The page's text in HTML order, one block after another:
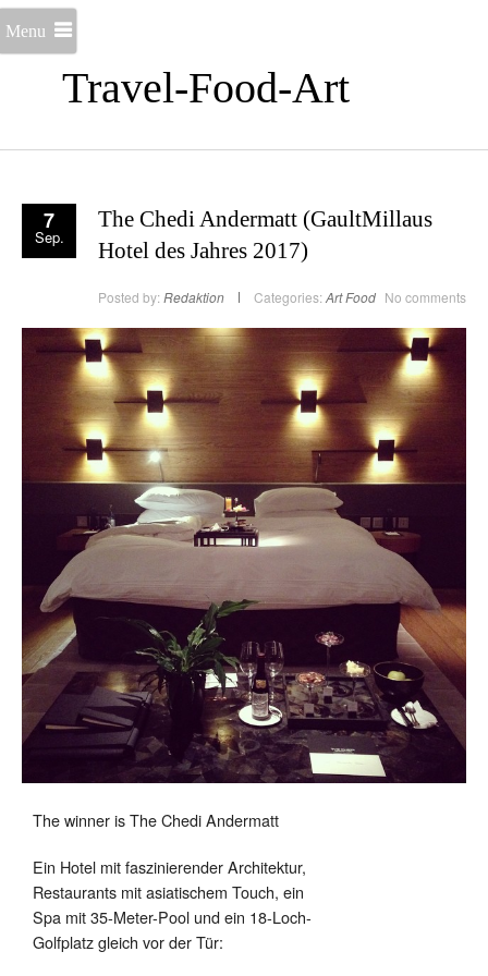
Travel-Food-Art
Menu
7
Sep.
The Chedi Andermatt (GaultMillaus
Hotel des Jahres 2017)
Posted by: Redaktion Categories: ArtFood No comments
The winner is The Chedi Andermatt
Ein Hotel mit faszinierender Architektur,
Restaurants mit asiatischem Touch, ein
Spa mit 35-Meter-Pool und ein 18-Loch-
Golfplatz gleich vor der Tür: